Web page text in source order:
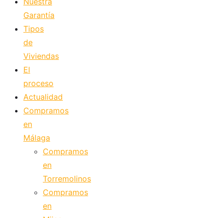
Garantía
Tipos
de
Viviendas
El
proceso
Actualidad
Compramos
en
Málaga
Compramos
en
Torremolinos
Compramos
en